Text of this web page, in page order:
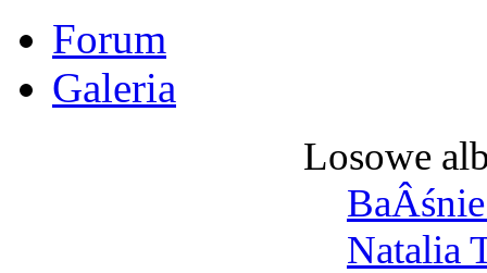
Forum
Galeria
Losowe
Natalia